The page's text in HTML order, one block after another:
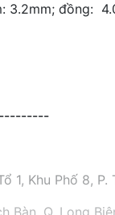
3.2mm; đồng:
Khu Phố 8, P.